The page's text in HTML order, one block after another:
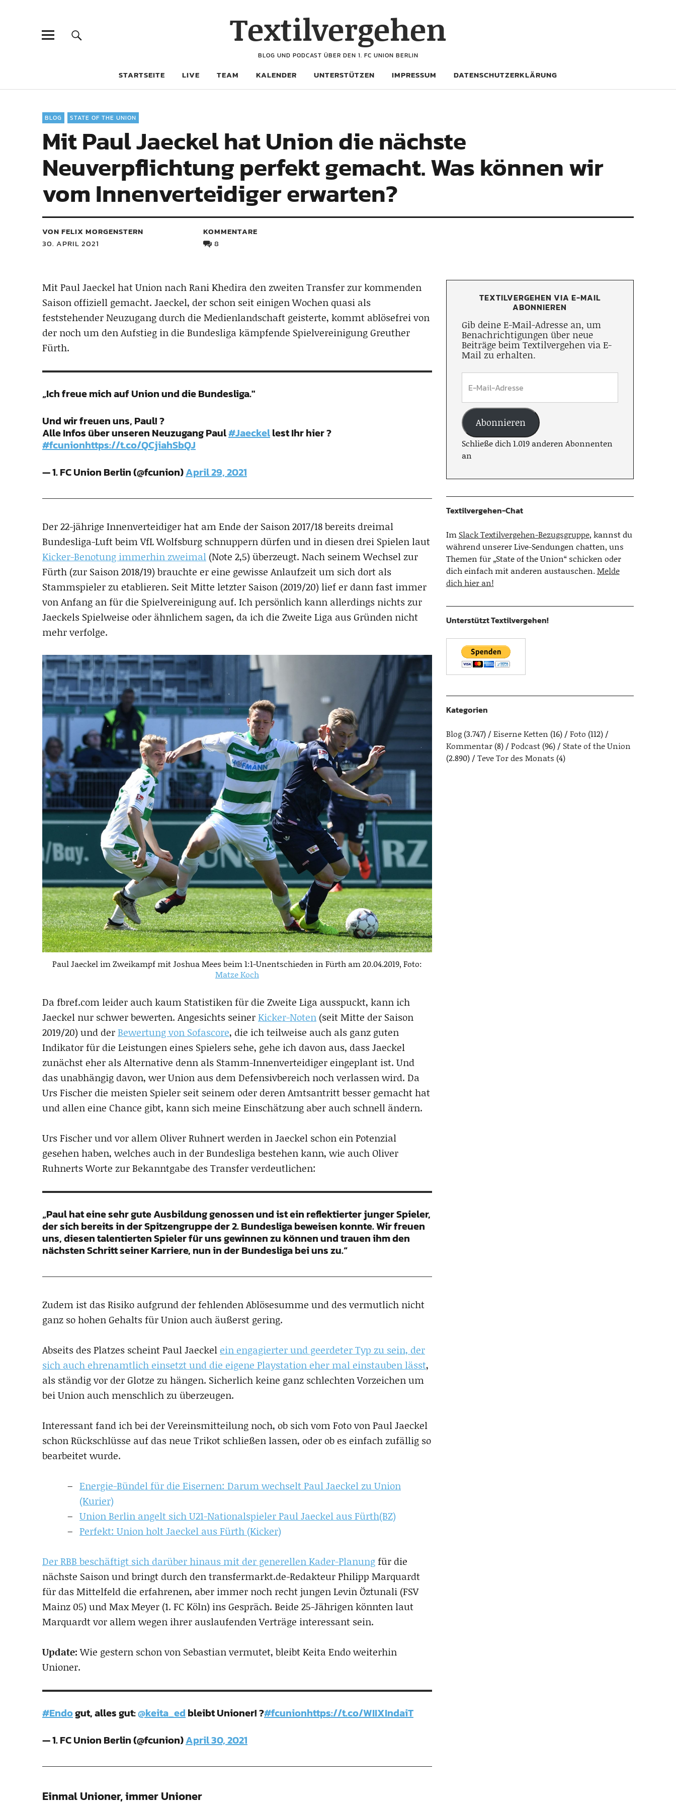
Textilvergehen
BLOG UND PODCAST ÜBER DEN 1. FC UNION BERLIN
STARTSEITE LIVE TEAM KALENDER UNTERSTÜTZEN IMPRESSUM DATENSCHUTZERKLÄRUNG
BLOG STATE OF THE UNION
Mit Paul Jaeckel hat Union die nächste
Neuverpflichtung perfekt gemacht. Was können wir
vom Innenverteidiger erwarten?
VON FELIX MORGENSTERN
30. APRIL 2021
KOMMENTARE
8
Mit Paul Jaeckel hat Union nach Rani Khedira den zweiten Transfer zur kommenden
Saison offiziell gemacht. Jaeckel, der schon seit einigen Wochen quasi als
feststehender Neuzugang durch die Medienlandschaft geisterte, kommt ablösefrei von
der noch um den Aufstieg in die Bundesliga kämpfende Spielvereinigung Greuther
Fürth.
„Ich freue mich auf Union und die Bundesliga."
Und wir freuen uns, Paul! ?
Alle Infos über unseren Neuzugang Paul#Jaeckellest Ihr hier ?
#fcunionhttps://t.co/QCjiahSbQJ
— 1. FC Union Berlin (@fcunion)April 29, 2021
Der 22-jährige Innenverteidiger hat am Ende der Saison 2017/18 bereits dreimal
Bundesliga-Luft beim VfL Wolfsburg schnuppern dürfen und in diesen drei Spielen laut
Kicker-Benotung immerhin zweimal (Note 2,5) überzeugt. Nach seinem Wechsel zur
Fürth (zur Saison 2018/19) brauchte er eine gewisse Anlaufzeit um sich dort als
Stammspieler zu etablieren. Seit Mitte letzter Saison (2019/20) lief er dann fast immer
von Anfang an für die Spielvereinigung auf. Ich persönlich kann allerdings nichts zur
Jaeckels Spielweise oder ähnlichem sagen, da ich die Zweite Liga aus Gründen nicht
mehr verfolge.
Paul Jaeckel im Zweikampf mit Joshua Mees beim 1:1-Unentschieden in Fürth am 20.04.2019, Foto:
Matze Koch
Da fbref.com leider auch kaum Statistiken für die Zweite Liga ausspuckt, kann ich
Jaeckel nur schwer bewerten. Angesichts seinerKicker-Noten (seit Mitte der Saison
2019/20) und derBewertung von Sofascore, die ich teilweise auch als ganz guten
Indikator für die Leistungen eines Spielers sehe, gehe ich davon aus, dass Jaeckel
zunächst eher als Alternative denn als Stamm-Innenverteidiger eingeplant ist. Und
das unabhängig davon, wer Union aus dem Defensivbereich noch verlassen wird. Da
Urs Fischer die meisten Spieler seit seinem oder deren Amtsantritt besser gemacht hat
und allen eine Chance gibt, kann sich meine Einschätzung aber auch schnell ändern.
Urs Fischer und vor allem Oliver Ruhnert werden in Jaeckel schon ein Potenzial
gesehen haben, welches auch in der Bundesliga bestehen kann, wie auch Oliver
Ruhnerts Worte zur Bekanntgabe des Transfer verdeutlichen:
„Paul hat eine sehr gute Ausbildung genossen und ist ein reflektierter junger Spieler,
der sich bereits in der Spitzengruppe der 2. Bundesliga beweisen konnte. Wir freuen
uns, diesen talentierten Spieler für uns gewinnen zu können und trauen ihm den
nächsten Schritt seiner Karriere, nun in der Bundesliga bei uns zu.“
Zudem ist das Risiko aufgrund der fehlenden Ablösesumme und des vermutlich nicht
ganz so hohen Gehalts für Union auch äußerst gering.
Abseits des Platzes scheint Paul Jaeckel ein engagierter und geerdeter Typ zu sein, der
sich auch ehrenamtlich einsetzt und die eigene Playstation eher mal einstauben lässt,
als ständig vor der Glotze zu hängen. Sicherlich keine ganz schlechten Vorzeichen um
bei Union auch menschlich zu überzeugen.
Interessant fand ich bei der Vereinsmitteilung noch, ob sich vom Foto von Paul Jaeckel
schon Rückschlüsse auf das neue Trikot schließen lassen, oder ob es einfach zufällig so
bearbeitet wurde.
Energie-Bündel für die Eisernen: Darum wechselt Paul Jaeckel zu Union
(Kurier)
Union Berlin angelt sich U21-Nationalspieler Paul Jaeckel aus Fürth(BZ)
Perfekt: Union holt Jaeckel aus Fürth (Kicker)
Der RBB beschäftigt sich darüber hinaus mit der generellen Kader-Planung für die
nächste Saison und bringt durch den transfermarkt.de-Redakteur Philipp Marquardt
für das Mittelfeld die erfahrenen, aber immer noch recht jungen Levin Öztunali (FSV
Mainz 05) und Max Meyer (1. FC Köln) ins Gespräch. Beide 25-Jährigen könnten laut
Marquardt vor allem wegen ihrer auslaufenden Verträge interessant sein.
Update:Wie gestern schon von Sebastian vermutet, bleibt Keita Endo weiterhin
Unioner.
#Endogut, alles gut:@keita_ed bleibt Unioner! ?#fcunionhttps://t.co/WIIXIndaiT
— 1. FC Union Berlin (@fcunion)April 30, 2021
Einmal Unioner, immer Unioner
TEXTILVERGEHEN VIA E-MAIL
ABONNIEREN
Gib deine E-Mail-Adresse an, um
Benachrichtigungen über neue
Beiträge beim Textilvergehen via E-
Mail zu erhalten.
Abonnieren
Schließe dich 1.019 anderen Abonnenten
an
Textilvergehen-Chat
Im Slack Textilvergehen-Bezugsgruppe, kannst du
während unserer Live-Sendungen chatten, uns
Themen für „State of the Union“ schicken oder
dich einfach mit anderen austauschen.Melde
dich hier an!
Unterstützt Textilvergehen!
Kategorien
Blog(3.747) Eiserne Ketten (16) Foto (112)
Kommentar(8) Podcast(96)
State of the Union
(2.890)
Teve Tor des Monats (4)